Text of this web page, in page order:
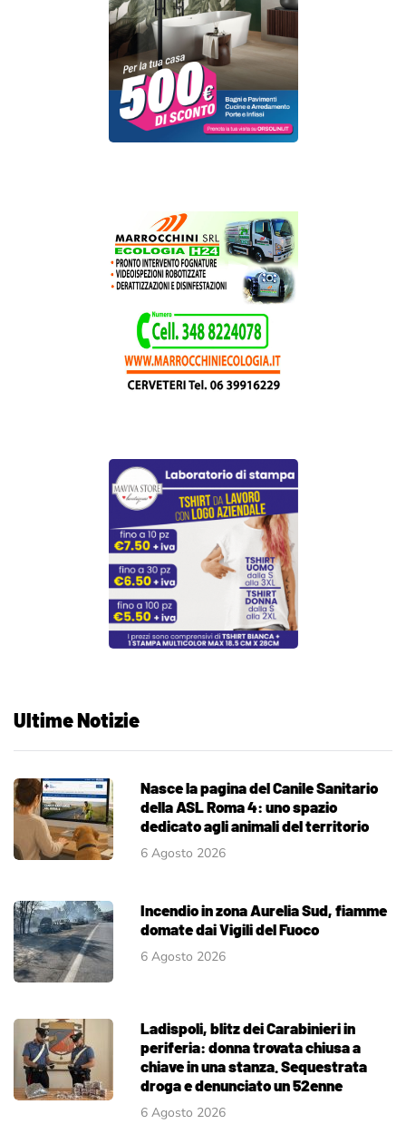
Ultime Notizie
Nasce la pagina del Canile Sanitario
della ASL Roma 4: uno spazio
dedicato agli animali del territorio
6 Agosto 2026
Incendio in zona Aurelia Sud, fiamme
domate dai Vigili del Fuoco
6 Agosto 2026
Ladispoli, blitz dei Carabinieri in
periferia: donna trovata chiusa a
chiave in una stanza. Sequestrata
droga e denunciato un 52enne
6 Agosto 2026